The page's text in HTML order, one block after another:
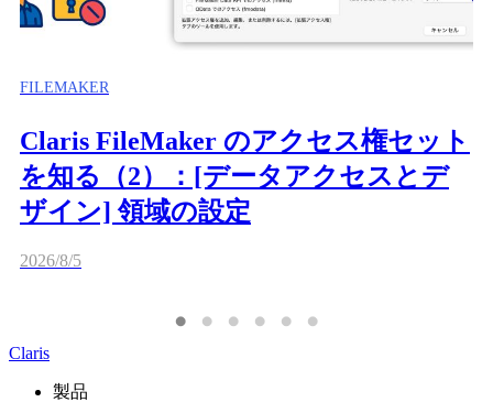
FILEMAKER
Claris FileMaker のアクセス権セット
を知る（2）：[データアクセスとデ
ザイン] 領域の設定
2026/8/5
Claris
製品